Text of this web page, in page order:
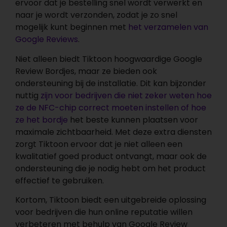
ervoor dat je bestelling snel wordt verwerkt en
naar je wordt verzonden, zodat je zo snel
mogelijk kunt beginnen met het verzamelen van
Google Reviews.
Niet alleen biedt Tiktoon hoogwaardige Google
Review Bordjes, maar ze bieden ook
ondersteuning bij de installatie. Dit kan bijzonder
nuttig zijn voor bedrijven die niet zeker weten hoe
ze de NFC-chip correct moeten instellen of hoe
ze het bordje het beste kunnen plaatsen voor
maximale zichtbaarheid. Met deze extra diensten
zorgt Tiktoon ervoor dat je niet alleen een
kwalitatief goed product ontvangt, maar ook de
ondersteuning die je nodig hebt om het product
effectief te gebruiken.
Kortom, Tiktoon biedt een uitgebreide oplossing
voor bedrijven die hun online reputatie willen
verbeteren met behulp van Google Review